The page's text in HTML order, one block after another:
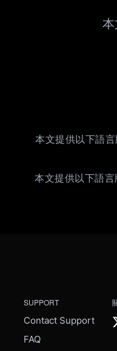
本
本文提供以下語
本文提供以下語
SUPPORT
Contact Support
FAQ